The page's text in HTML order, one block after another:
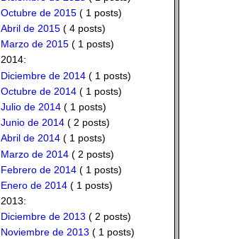
Octubre de 2015( 1 posts)
Abril de 2015( 4 posts)
Marzo de 2015( 1 posts)
2014:
Diciembre de 2014( 1 posts)
Octubre de 2014( 1 posts)
Julio de 2014( 1 posts)
Junio de 2014( 2 posts)
Abril de 2014( 1 posts)
Marzo de 2014( 2 posts)
Febrero de 2014( 1 posts)
Enero de 2014( 1 posts)
2013:
Diciembre de 2013 ( 2 posts)
Noviembre de 2013 ( 1 posts)